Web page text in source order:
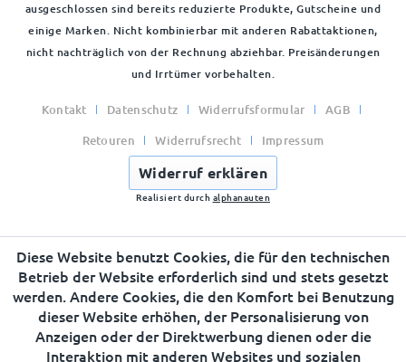
ausgeschlossen sind bereits reduzierte Produkte, Gutscheine und
einige Marken. Nicht kombinierbar mit anderen Rabattaktionen,
nicht nachträglich von der Rechnung abziehbar. Preisänderungen
und Irrtümer vorbehalten.
Kontakt Datenschutz Widerrufsformular
AGB
Retouren
Widerrufsrecht Impressum
Widerruf erklären
Realisiert durch alphanauten
Diese Website benutzt Cookies, die für den technischen
Betrieb der Website erforderlich sind und stets gesetzt
werden. Andere Cookies, die den Komfort bei Benutzung
dieser Website erhöhen, der Personalisierung von
Anzeigen oder der Direktwerbung dienen oder die
Interaktion mit anderen Websites und sozialen